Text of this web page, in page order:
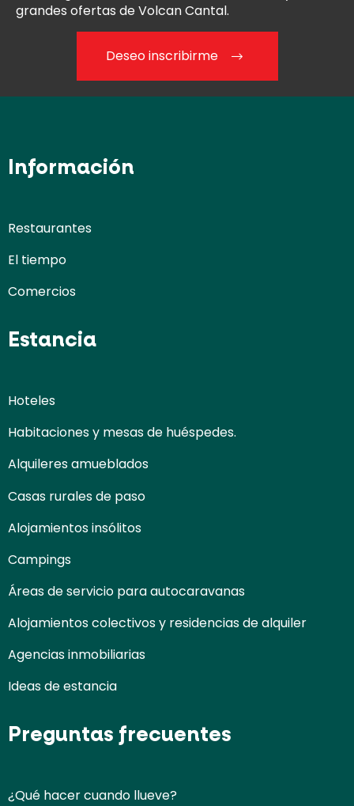
grandes ofertas de Volcan Cantal.
Deseo inscribirme
Información
Restaurantes
El tiempo
Comercios
Estancia
Hoteles
Habitaciones y mesas de huéspedes.
Alquileres amueblados
Casas rurales de paso
Alojamientos insólitos
Campings
Áreas de servicio para autocaravanas
Alojamientos colectivos y residencias de alquiler
Agencias inmobiliarias
Ideas de estancia
Preguntas frecuentes
¿Qué hacer cuando llueve?